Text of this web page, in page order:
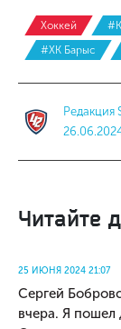
Хоккей
#ХК Барыс
Редакция
Читайте
25 ИЮНЯ 2024 21:07
Сергей
вчера. Я пошел